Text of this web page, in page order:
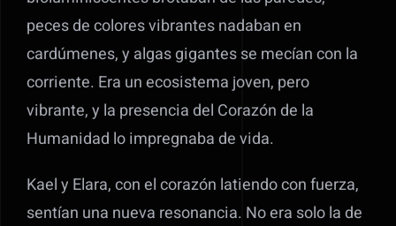
peces de colores vibrantes nadaban en
cardúmenes, y algas gigantes se mecían con la
corriente. Era un ecosistema joven, pero
vibrante, y la presencia del Corazón de la
Humanidad lo impregnaba de vida.
Kael y Elara, con el corazón latiendo con fuerza,
sentían una nueva resonancia. No era solo la de